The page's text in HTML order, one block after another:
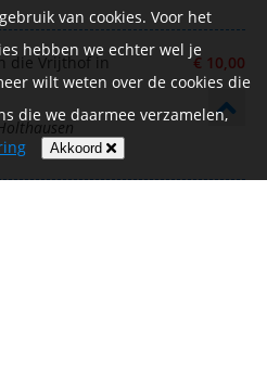
€ 10,00
die Vrijthof in
van cookies. Voor het
hebben we echter wel je
wilt weten over de cookies die
die we daarmee verzamelen,
Akkoord